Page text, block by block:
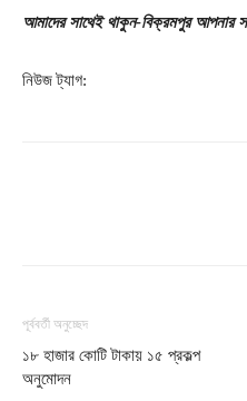
আমাদের সাথেই থাকুন-বিক্রমপুর আপনার
নিউজ ট্যাগ:
পূর্ববর্তী অনুচ্ছেদ
১৮ হাজার কোটি টাকায় ১৫ প্রকল্প
অনুমোদন